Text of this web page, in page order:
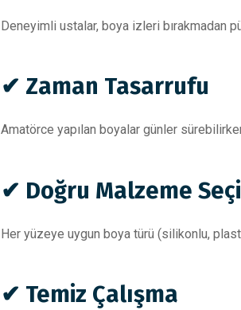
Deneyimli ustalar, boya izleri bırakmadan
✔ Zaman Tasarrufu
Amatörce yapılan boyalar günler
✔ Doğru Malzeme
Her yüzeye uygun boya türü (silikonlu,
✔ Temiz Çalışma